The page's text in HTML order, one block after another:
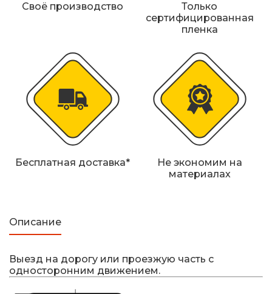
Железнодорожные путевые знаки
Прочее
Своё производство
Только
сертифицированная
пленка
Бесплатная доставка*
Не экономим на
материалах
Описание
Выезд на дорогу или проезжую часть с
односторонним движением.